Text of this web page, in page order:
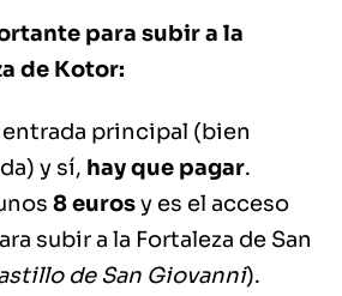
para subir a la
de Kotor:
entrada principal (bien
y sí, hay que pagar.
8 eurosy es el acceso
subir a la Fortaleza de San
de San Giovanni).